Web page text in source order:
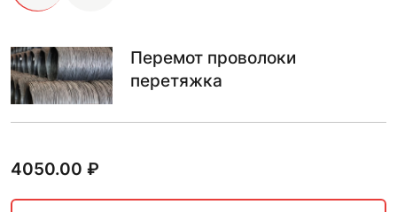
Перемот проволоки
перетяжка
4050.00 ₽